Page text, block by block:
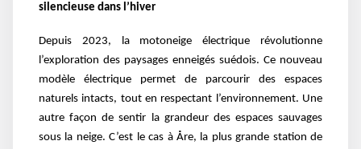
silencieuse dans l’hiver
Depuis 2023, la motoneige électrique révolutionne
l’exploration des paysages enneigés suédois. Ce nouveau
modèle électrique permet de parcourir des espaces
naturels intacts, tout en respectant l’environnement. Une
autre façon de sentir la grandeur des espaces sauvages
sous la neige. C’est le cas à Åre, la plus grande station de